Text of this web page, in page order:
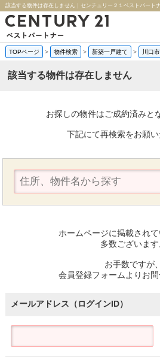
該当する物件は存在しません｜センチュリー２１ベストパート
TOPページ > 物件検索 > 新築一戸建て > 川口市
該当する物件は存在しません
お探しの物件はご成約済みと
下記にて再検索をお願い
ホームページに掲載され
多数ございます
お手数ですが、
会員登録フォームよりお問
メールアドレス（ログインID）